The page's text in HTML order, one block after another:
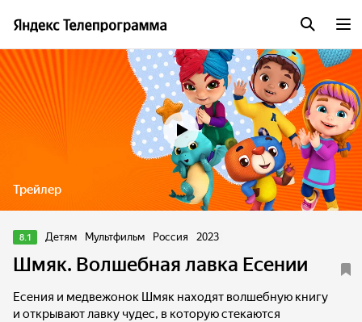
Трейлер
8.1 Детям Мультфильм Россия 2023
Шмяк. Волшебная лавка Есении
Есения и медвежонок Шмяк находят волшебную книгу
и открывают лавку чудес, в которую стекаются